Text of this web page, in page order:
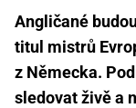
Angličané
titul mistrů
z Německa.
sledovat živě a